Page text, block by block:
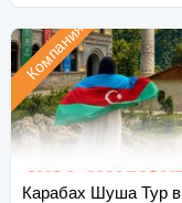
Карабах Шуша Тур в
Компания